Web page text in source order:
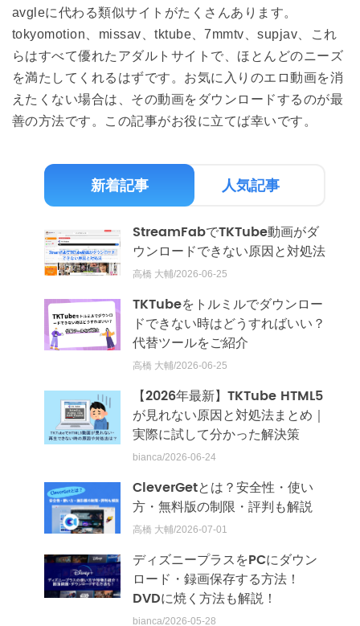
avgleに代わる類似サイトがたくさんあります。
tokyomotion、missav、tktube、7mmtv、supjav、これ
らはすべて優れたアダルトサイトで、ほとんどのニーズ
を満たしてくれるはずです。お気に入りのエロ動画を消
えたくない場合は、その動画をダウンロードするのが最
善の方法です。この記事がお役に立てば幸いです。
新着記事 人気記事
StreamFabでTKTube動画がダ
ウンロードできない原因と対処法
高橋 大輔/2026-06-25
TKTubeをトルミルでダウンロー
ドできない時はどうすればいい？
代替ツールをご紹介
高橋 大輔/2026-06-25
【2026年最新】TKTube HTML5
が見れない原因と対処法まとめ｜
実際に試して分かった解決策
bianca/2026-06-24
CleverGetとは？安全性・使い
方・無料版の制限・評判も解説
高橋 大輔/2026-07-01
ディズニープラスをPCにダウン
ロード・録画保存する方法！
DVDに焼く方法も解説！
bianca/2026-05-28